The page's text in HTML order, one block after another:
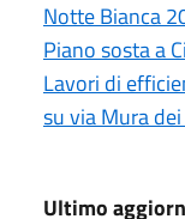
Notte Bianca
Piano sosta a
Lavori di
su via Mura
Ultimo